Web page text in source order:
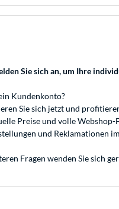
Sie sich an, um Ihre
Kundenkonto?
Sie sich jetzt und
Preise und volle
und Reklamationen
Fragen wenden Sie sich